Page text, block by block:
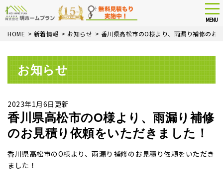
Skip
content
MENU
HOME > 新着情報 > お知らせ > 香川県高松市のO様より、雨漏り補修のお
お知らせ
2023年1月6日更新
香川県高松市のO様より、雨漏り補修
のお見積り依頼をいただきました！
香川県高松市のO様より、雨漏り補修のお見積り依頼をいただき
ました！